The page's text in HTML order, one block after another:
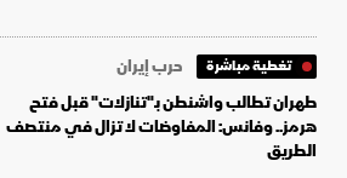
تغطية مباشرة
حرب إيران
طهران تطالب واشنطن بـ"تنازلات" قبل فتح
هرمز.. وفانس: المفاوضات لا تزال في منتصف
الطريق